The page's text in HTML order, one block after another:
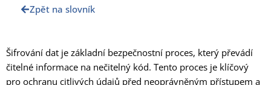
Zpět na slovník
Šifrování dat je základní bezpečnostní proces, který převádí
čitelné informace na nečitelný kód. Tento proces je klíčový
pro ochranu citlivých údajů před neoprávněným přístupem a